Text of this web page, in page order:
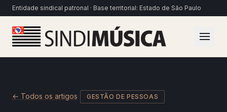
Pular para o conteúdo
Entidade sindical patronal · Base territorial: Estado de São Paulo
← Todos os artigos GESTÃO DE PESSOAS